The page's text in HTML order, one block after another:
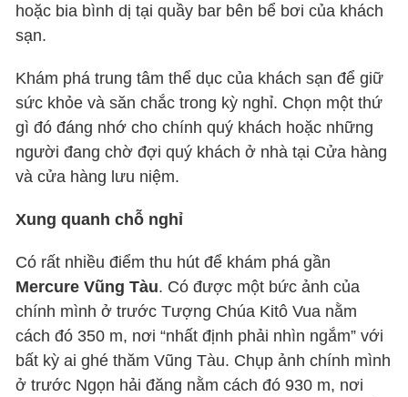
hoặc bia bình dị tại quầy bar bên bể bơi của khách
sạn.
Khám phá trung tâm thể dục của khách sạn để giữ
sức khỏe và săn chắc trong kỳ nghỉ. Chọn một thứ
gì đó đáng nhớ cho chính quý khách hoặc những
người đang chờ đợi quý khách ở nhà tại Cửa hàng
và cửa hàng lưu niệm.
Xung quanh chỗ nghỉ
Có rất nhiều điểm thu hút để khám phá gần
Mercure Vũng Tàu. Có được một bức ảnh của
chính mình ở trước Tượng Chúa Kitô Vua nằm
cách đó 350 m, nơi “nhất định phải nhìn ngắm” với
bất kỳ ai ghé thăm Vũng Tàu. Chụp ảnh chính mình
ở trước Ngọn hải đăng nằm cách đó 930 m, nơi